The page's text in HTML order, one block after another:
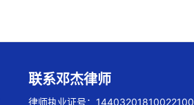
联系邓杰律师
律师执业证号：14403201810022100